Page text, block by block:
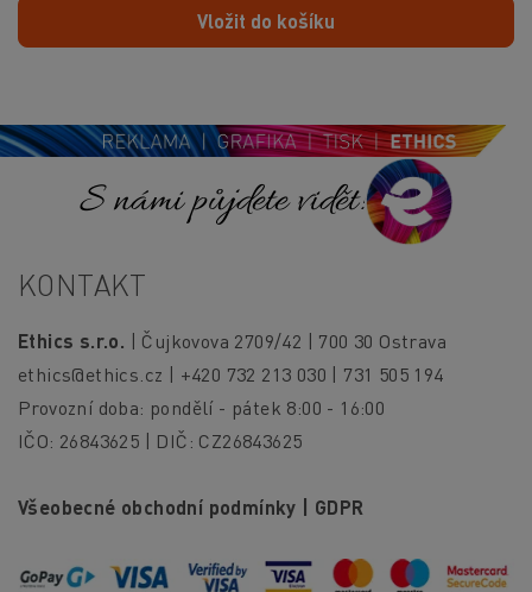
Vložit do košíku
S námi půjdete vidět!
KONTAKT
Ethics s.r.o. | Čujkovova 2709/42 | 700 30 Ostrava
ethics@ethics.cz | +420 732 213 030 | 731 505 194
Provozní doba: pondělí - pátek 8:00 - 16:00
IČO: 26843625 | DIČ: CZ26843625
Všeobecné obchodní podmínky GDPR